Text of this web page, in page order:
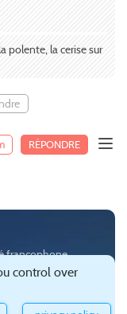
polente, la cerise sur
RÉPONDRE
francophone
notamment
et gestion
control over